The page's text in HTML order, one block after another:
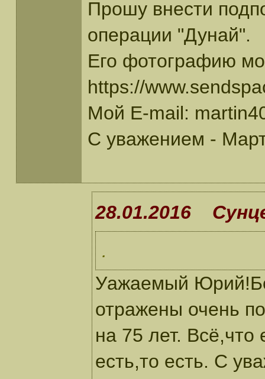
Прошу внести
операции "Дунай".
Его фотографию
https://
Мой E-mail:
С уважением -
28.01.2016
.
Уажаемый
отражены очень
на 75 лет. Всё,что
есть,то есть. С